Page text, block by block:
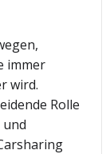
immer
wird.
Rolle